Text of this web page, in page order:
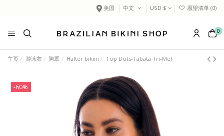
美国 中文 USD $ 愿望清单 (0)
0
主页 游泳衣 胸罩 Halter bikini Top Dots-Tabata Tri-Mel
-60%